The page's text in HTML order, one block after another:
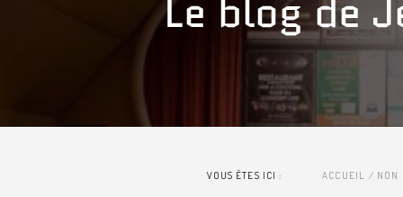
VOUS ÊTES ICI : ACCUEIL NON